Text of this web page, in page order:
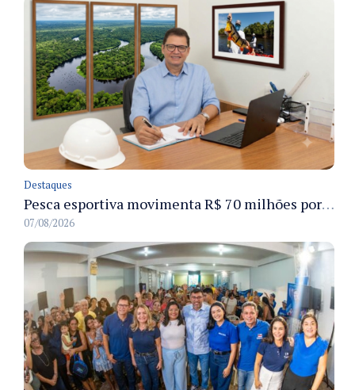
Destaques
Pesca esportiva movimenta R$ 70 milhões por ano e ganha espaço na economia sustentável do Amazonas
07/08/2026